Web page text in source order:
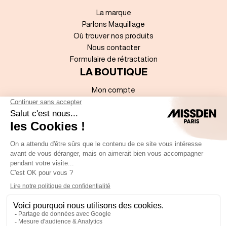
La marque
Parlons Maquillage
Où trouver nos produits
Nous contacter
Formulaire de rétractation
LA BOUTIQUE
Mon compte
Accessibilité numérique
Politique de données à caractère personnel
REJOIGNEZ-NOUS !